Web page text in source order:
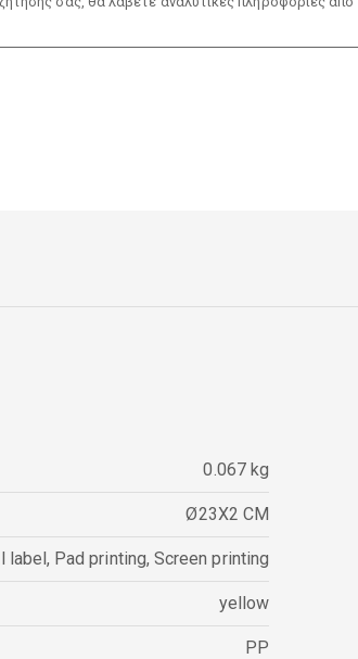
0.067 kg
Ø23X2 CM
label, Pad printing,Screen printing
yellow
PP